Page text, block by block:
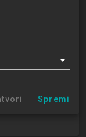
1.2 (PITUP)
1.2)
Spremi